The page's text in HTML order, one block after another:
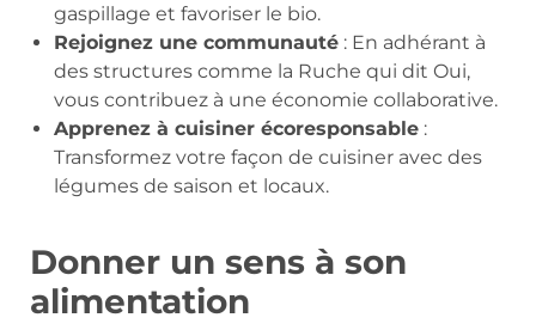
gaspillage et favoriser le bio.
Rejoignez une communauté : En adhérant à
des structures comme la Ruche qui dit Oui,
vous contribuez à une économie collaborative.
Apprenez à cuisiner écoresponsable :
Transformez votre façon de cuisiner avec des
légumes de saison et locaux.
Donner un sens à son
alimentation